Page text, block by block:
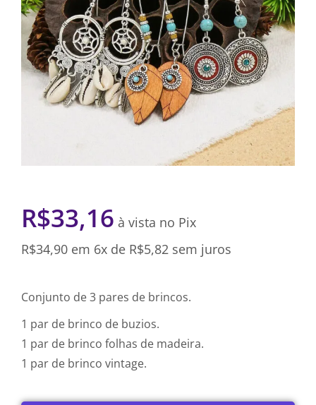
R$33,16 à vista no Pix
R$34,90 em 6x de R$5,82 sem juros
Conjunto de 3 pares de brincos.
1 par de brinco de buzios.
1 par de brinco folhas de madeira.
1 par de brinco vintage.